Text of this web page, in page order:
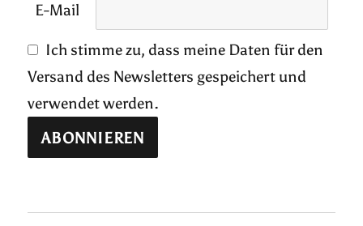
E-Mail
Ich stimme zu, dass meine Daten für den
Versand des Newsletters gespeichert und
verwendet werden.